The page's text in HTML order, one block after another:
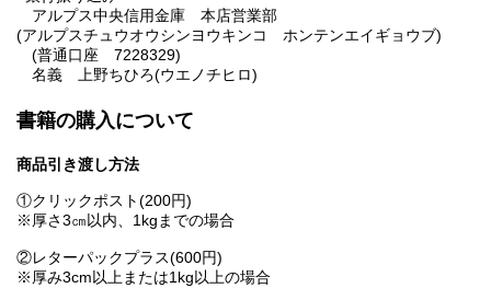
アルプス中央信用金庫 本店営業部
(アルプスチュウオウシンヨウキンコ ホンテンエイギョウブ)
(普通口座 7228329)
名義 上野ちひろ(ウエノチヒロ)
書籍の購入について
商品引き渡し方法
①クリックポスト(200円)
※厚さ3㎝以内、1kgまでの場合
②レターパックプラス(600円)
※厚み3cm以上または1kg以上の場合